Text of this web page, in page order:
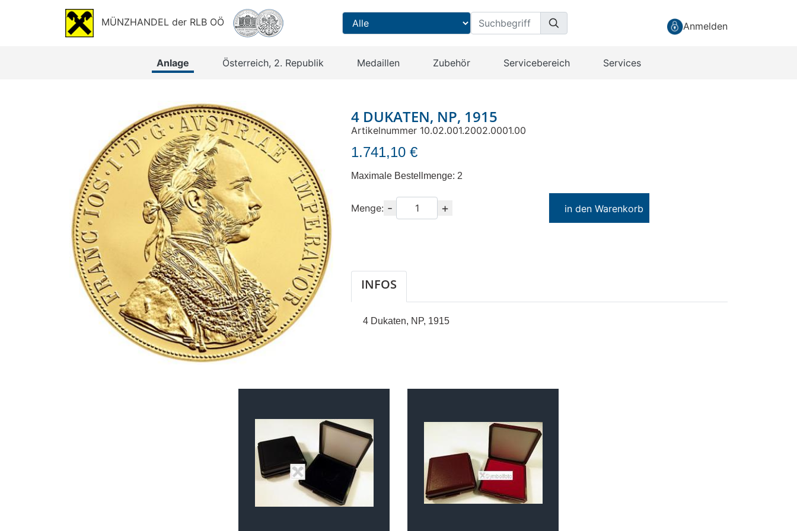
MÜNZHANDEL der RLB OÖ Anmelden
Anlage Österreich, 2. Republik Medaillen Zubehör Servicebereich Services
4 DUKATEN, NP, 1915
Artikelnummer 10.02.001.2002.0001.00
1.741,10 €
Maximale Bestellmenge: 2
Menge: -
Menge + in den Warenkorb
INFOS
4 Dukaten, NP, 1915